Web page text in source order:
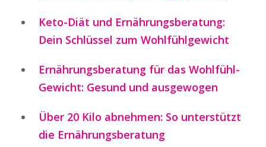
Keto-Diät und Ernährungsberatung:
Dein Schlüssel zum Wohlfühlgewicht
Ernährungsberatung für das Wohlfühl-
Gewicht: Gesund und ausgewogen
Über 20 Kilo abnehmen: So unterstützt
die Ernährungsberatung